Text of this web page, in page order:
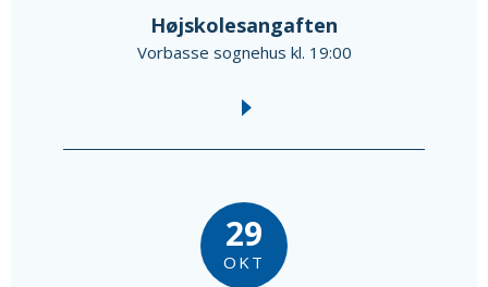
Højskolesangaften
Vorbasse sognehus kl. 19:00
29
OKT